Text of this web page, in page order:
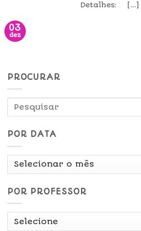
Detalhes: [...]
03
dez
PROCURAR
POR DATA
Por
POR PROFESSOR